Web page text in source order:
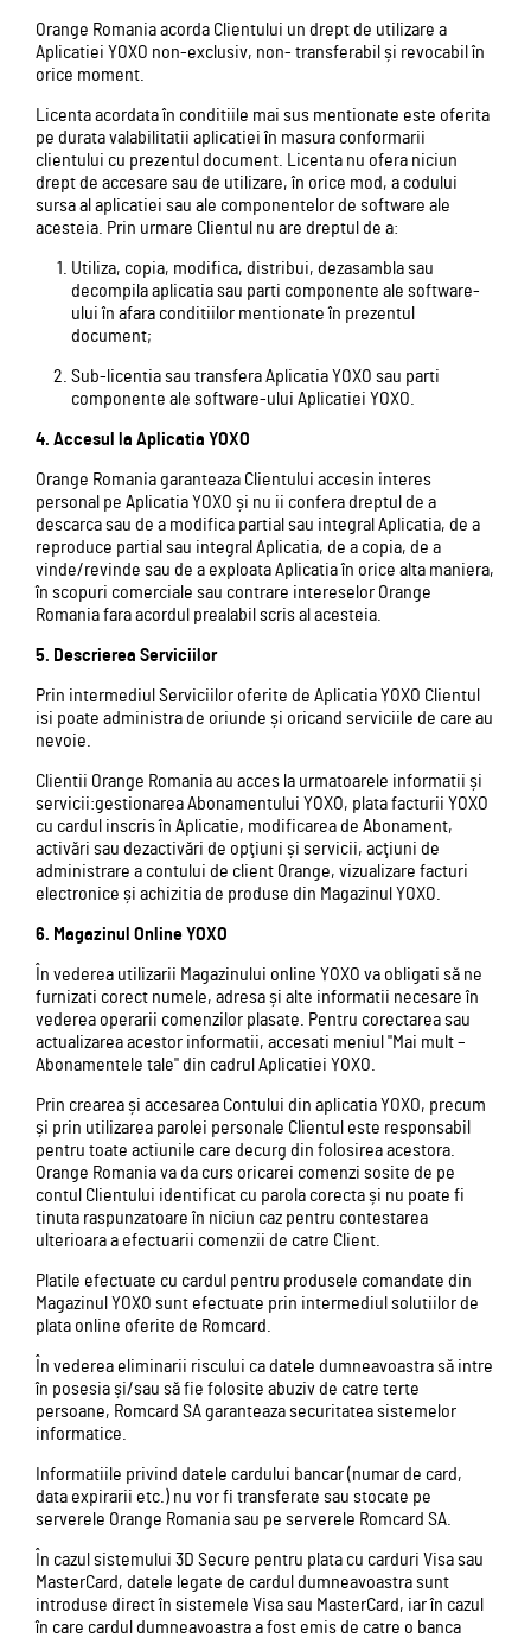
Orange Romania acorda Clientului un drept de utilizare a
Aplicatiei YOXO non-exclusiv, non- transferabil și revocabil în
orice moment.
Licenta acordata în conditiile mai sus mentionate este oferita
pe durata valabilitatii aplicatiei în masura conformarii
clientului cu prezentul document. Licenta nu ofera niciun
drept de accesare sau de utilizare, în orice mod, a codului
sursa al aplicatiei sau ale componentelor de software ale
acesteia. Prin urmare Clientul nu are dreptul de a:
Utiliza, copia, modifica, distribui, dezasambla sau
decompila aplicatia sau parti componente ale software-
ului în afara conditiilor mentionate în prezentul
document;
Sub-licentia sau transfera Aplicatia YOXO sau parti
componente ale software-ului Aplicatiei YOXO.
4. Accesul la Aplicatia YOXO
Orange Romania garanteaza Clientului accesin interes
personal pe Aplicatia YOXO și nu ii confera dreptul de a
descarca sau de a modifica partial sau integral Aplicatia, de a
reproduce partial sau integral Aplicatia, de a copia, de a
vinde/revinde sau de a exploata Aplicatia în orice alta maniera,
în scopuri comerciale sau contrare intereselor Orange
Romania fara acordul prealabil scris al acesteia.
5. Descrierea Serviciilor
Prin intermediul Serviciilor oferite de Aplicatia YOXO Clientul
isi poate administra de oriunde și oricand serviciile de care au
nevoie.
Clientii Orange Romania au acces la urmatoarele informatii și
servicii:gestionarea Abonamentului YOXO, plata facturii YOXO
cu cardul inscris în Aplicatie, modificarea de Abonament,
activări sau dezactivări de opţiuni și servicii, acţiuni de
administrare a contului de client Orange, vizualizare facturi
electronice și achizitia de produse din Magazinul YOXO.
6. Magazinul Online YOXO
În vederea utilizarii Magazinului online YOXO va obligati să ne
furnizati corect numele, adresa și alte informatii necesare în
vederea operarii comenzilor plasate. Pentru corectarea sau
actualizarea acestor informatii, accesati meniul "Mai mult –
Abonamentele tale" din cadrul Aplicatiei YOXO.
Prin crearea și accesarea Contului din aplicatia YOXO, precum
și prin utilizarea parolei personale Clientul este responsabil
pentru toate actiunile care decurg din folosirea acestora.
Orange Romania va da curs oricarei comenzi sosite de pe
contul Clientului identificat cu parola corecta și nu poate fi
tinuta raspunzatoare în niciun caz pentru contestarea
ulterioara a efectuarii comenzii de catre Client.
Platile efectuate cu cardul pentru produsele comandate din
Magazinul YOXO sunt efectuate prin intermediul solutiilor de
plata online oferite de Romcard.
În vederea eliminarii riscului ca datele dumneavoastra să intre
în posesia și/sau să fie folosite abuziv de catre terte
persoane, Romcard SA garanteaza securitatea sistemelor
informatice.
Informatiile privind datele cardului bancar (numar de card,
data expirarii etc.) nu vor fi transferate sau stocate pe
serverele Orange Romania sau pe serverele Romcard SA.
În cazul sistemului 3D Secure pentru plata cu carduri Visa sau
MasterCard, datele legate de cardul dumneavoastra sunt
introduse direct în sistemele Visa sau MasterCard, iar în cazul
în care cardul dumneavoastra a fost emis de catre o banca